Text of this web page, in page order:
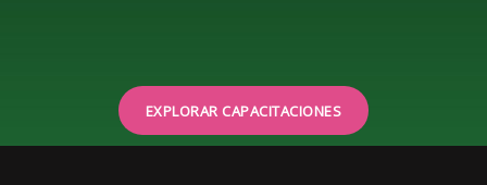
EXPLORAR CAPACITACIONES